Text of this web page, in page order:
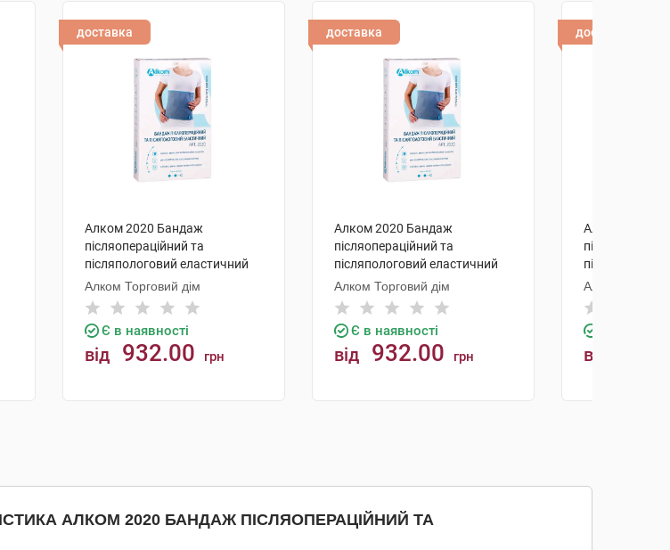
доставка
Алком 2020 Бандаж
післяопераційний та
післяпологовий еластичний
розмір 4 1 шт
Алком Торговий дім
Є в наявності
від 932.00 грн
доставка
Алком 2020 Бандаж
післяопераційний та
післяпологовий еластичний
розмір 5 1 шт
Алком Торговий дім
Є в наявності
від 932.00 грн
доставка
Алком 2020
розмір 6 1 шт
Алком
від
АЛКОМ 2020 БАНДАЖ ПІСЛЯОПЕРАЦІЙНИЙ ТА